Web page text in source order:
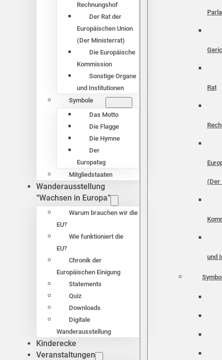
Rechnungshof
Der Rat der
Europäischen Union
(Der Ministerrat)
Die Europäische
Kommission
Sonstige Organe
und Institutionen
Symbole
Das Motto
Die Flagge
Die Hymne
Der
Europatag
Mitgliedstaaten
Wanderausstellung
“Wachsen in Europa”
Warum brauchen wir die
EU?
Wie funktioniert die
EU?
Chronik der
Europäischen Einigung
Statements
Quiz
Downloads
Digitale
Wanderausstellung
Kinderecke
Veranstaltungen
Rat
(Der
und